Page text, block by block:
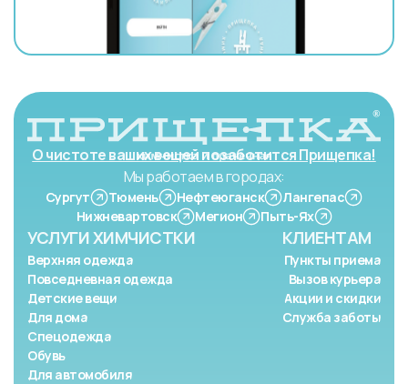
О чистоте ваших вещей позаботится Прищепка!
Мы работаем в городах:
Сургут Тюмень Нефтеюганск
Лангепас
Нижневартовск
Мегион Пыть-Ях
КЛИЕНТАМ
Пункты приема
Вызов курьера
Акции и скидки
Служба заботы
УСЛУГИ ХИМЧИСТКИ
Верхняя одежда
Повседневная одежда
Детские вещи
Для дома
Спецодежда
Обувь
Для автомобиля